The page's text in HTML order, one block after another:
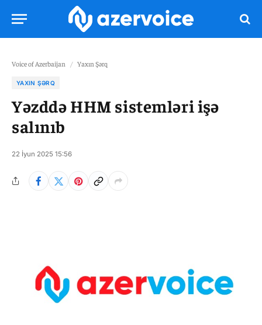
Voice of Azerbaijan / Yaxın Şərq
YAXIN ŞƏRQ
Yəzddə HHM sistemləri işə
salınıb
22 İyun 2025 15:56